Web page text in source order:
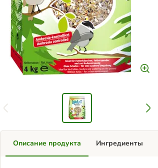
Описание продукта Ингредиенты